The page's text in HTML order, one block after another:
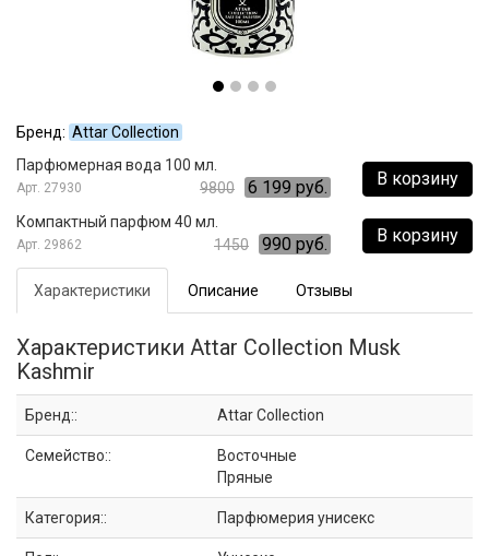
Бренд: Attar Collection
В корзину
Парфюмерная вода 100 мл.
27930 9800 6 199 руб.
В корзину
Компактный парфюм 40 мл.
29862 1450 990 руб.
Характеристики Описание Отзывы
Характеристики Attar Collection Musk
Kashmir
Бренд:: Attar Collection
Семейство::
Восточные
Пряные
Категория:: Парфюмерия унисекс